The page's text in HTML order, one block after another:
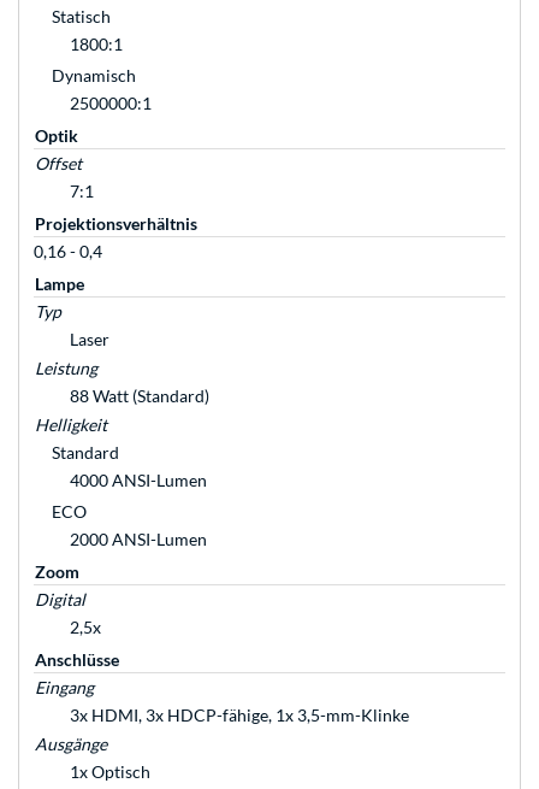
Statisch
1800:1
Dynamisch
2500000:1
Optik
Offset
7:1
Projektionsverhältnis
0,16 - 0,4
Lampe
Typ
Laser
Leistung
88 Watt (Standard)
Helligkeit
Standard
4000 ANSI-Lumen
ECO
2000 ANSI-Lumen
Zoom
Digital
2,5x
Anschlüsse
Eingang
3x HDMI, 3x HDCP-fähige, 1x 3,5-mm-Klinke
Ausgänge
1x Optisch